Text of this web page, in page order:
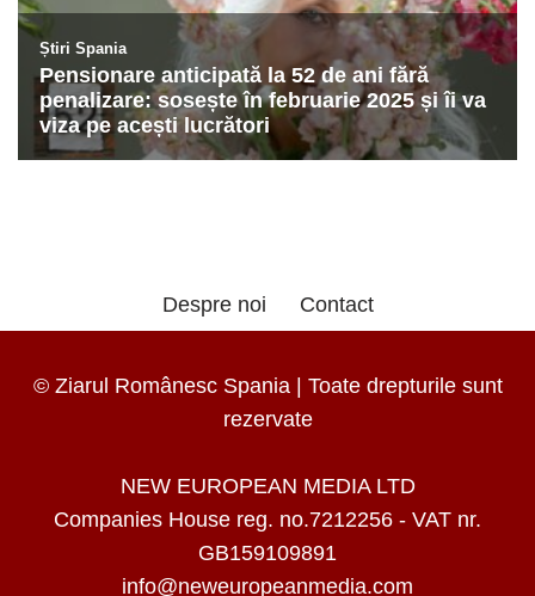
Despre noi Contact
© Ziarul Românesc Spania | Toate drepturile sunt
rezervate
NEW EUROPEAN MEDIA LTD
Companies House reg. no.7212256 - VAT nr.
GB159109891
info@neweuropeanmedia.com